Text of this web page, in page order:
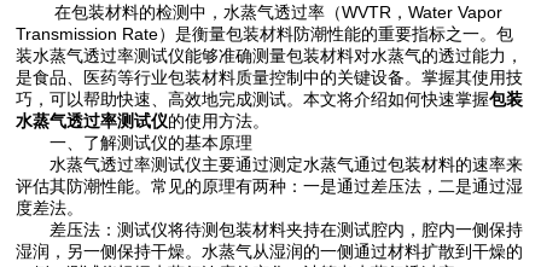
在包装材料的检测中，水蒸气透过率（WVTR，Water Vapor
Transmission Rate）是衡量包装材料防潮性能的重要指标之一。包
装水蒸气透过率测试仪能够准确测量包装材料对水蒸气的透过能力，
是食品、医药等行业包装材料质量控制中的关键设备。掌握其使用技
巧，可以帮助快速、高效地完成测试。本文将介绍如何快速掌握包装
水蒸气透过率测试仪的使用方法。
一、了解测试仪的基本原理
水蒸气透过率测试仪主要通过测定水蒸气通过包装材料的速率来
评估其防潮性能。常见的原理有两种：一是通过差压法，二是通过湿
度差法。
差压法：测试仪将待测包装材料夹持在测试腔内，腔内一侧保持
湿润，另一侧保持干燥。水蒸气从湿润的一侧通过材料扩散到干燥的